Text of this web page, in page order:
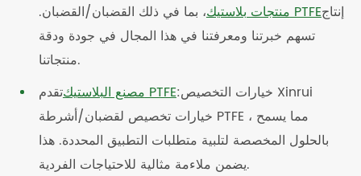
إنتاجمنتجات بلاستيك PTFE
، بما في ذلك القضبان/القضبان.
تسهم خبرتنا ومعرفتنا في هذا المجال في جودة ودقة
منتجاتنا.
خيارات التخصيص:مصنع البلاستيك PTFE
تقدم Xinrui
خيارات تخصيص لقضبان/أشرطة PTFE ، مما يسمح
بالحلول المخصصة لتلبية متطلبات التطبيق المحددة. هذا
يضمن ملاءمة مثالية للاحتياجات الفردية.